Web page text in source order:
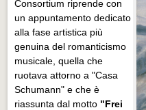
Consortium riprende con
un appuntamento dedicato
alla fase artistica più
genuina del romanticismo
musicale, quella che
ruotava attorno a "Casa
Schumann" e che è
riassunta dal motto "Frei